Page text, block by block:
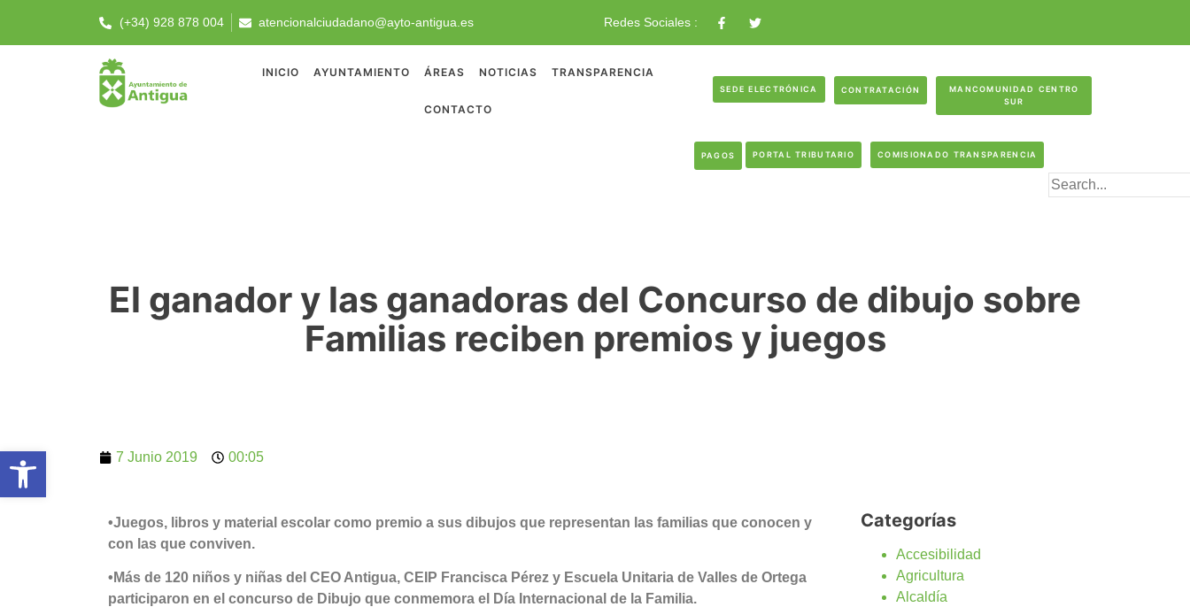
(+34) 928 878 004 atencionalciudadano@ayto-antigua.es Redes Sociales :
INICIO AYUNTAMIENTO ÁREAS NOTICIAS TRANSPARENCIA
CONTACTO
SEDE ELECTRÓNICA CONTRATACIÓN
MANCOMUNIDAD CENTRO
SUR
PAGOS PORTAL TRIBUTARIO COMISIONADO TRANSPARENCIA
El ganador y las ganadoras del Concurso de dibujo sobre
Familias reciben premios y juegos
7 Junio 2019 00:05
•Juegos, libros y material escolar como premio a sus dibujos que representan las familias que conocen y
con las que conviven.
•Más de 120 niños y niñas del CEO Antigua, CEIP Francisca Pérez y Escuela Unitaria de Valles de Ortega
participaron en el concurso de Dibujo que conmemora el Día Internacional de la Familia.
Categorías
Accesibilidad
Agricultura
Alcaldía
Abrir barra de herramientas